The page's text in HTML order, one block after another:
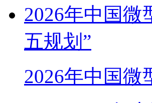
2026年中国微
五规划”
2026年中国微